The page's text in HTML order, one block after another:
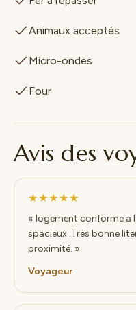
Animaux acceptés
Micro-ondes
Four
Avis des
★★★★★
« logement conforme a
spacieux .Très bonne
proximité. »
Voyageur